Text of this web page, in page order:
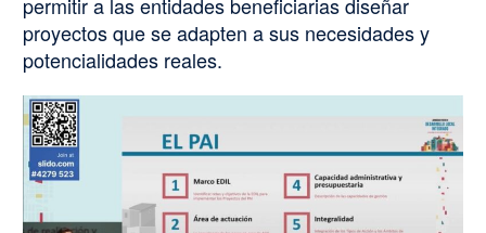
proyectos que se adapten a sus necesidades y
potencialidades reales.